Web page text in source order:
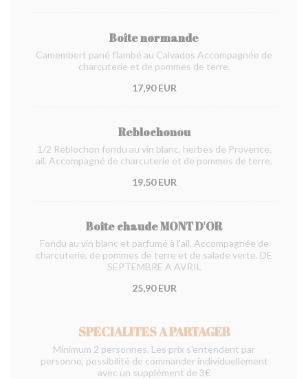
Boîte normande
Camembert pané flambé au Calvados Accompagnée de
charcuterie et de pommes de terre.
17,90 EUR
Reblochonou
1/2 Reblochon fondu au vin blanc, herbes de Provence,
ail. Accompagné de charcuterie et de pommes de terre.
19,50 EUR
Boîte chaude MONT D'OR
Fondu au vin blanc et parfumé à l'ail. Accompagnée de
charcuterie, de pommes de terre et de salade verte. DE
SEPTEMBRE A AVRIL
25,90 EUR
SPECIALITES A PARTAGER
Minimum 2 personnes. Les prix s'entendent par
personne, possibilité de commander individuellement
avec un supplément de 3€